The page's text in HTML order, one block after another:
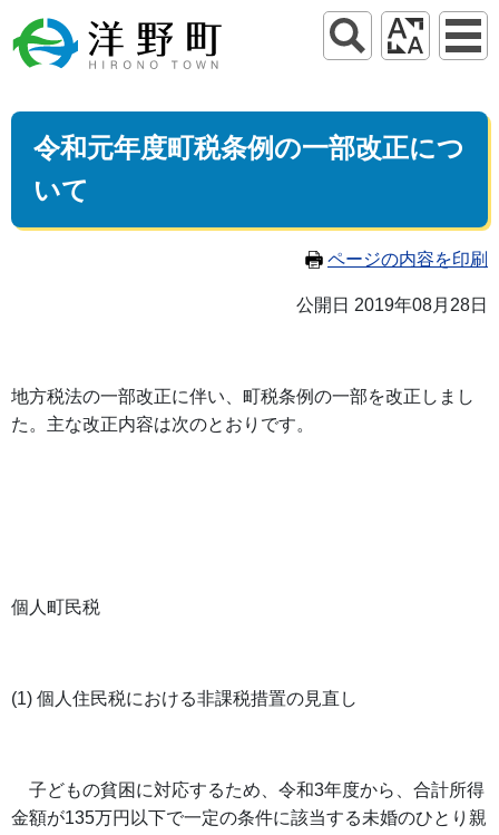
令和元年度町税条例の一部改正につ
いて
ページの内容を印刷
公開日 2019年08月28日
地方税法の一部改正に伴い、町税条例の一部を改正しまし
た。主な改正内容は次のとおりです。
個人町民税
(1) 個人住民税における非課税措置の見直し
子どもの貧困に対応するため、令和3年度から、合計所得
金額が135万円以下で一定の条件に該当する未婚のひとり親